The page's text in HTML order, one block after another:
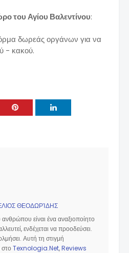
του Αγίου Βαλεντίνου:
δωρεάς οργάνων για να
- κακού.
ΘΕΟΔΩΡΊΔΗΣ
είναι ένα αναξιοποίητο
ενδέχεται να προοδεύσει.
Αυτή τη στιγμή
Texnologia.Net,Reviews